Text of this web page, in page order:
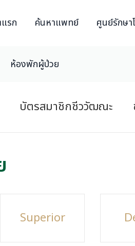
รก ค้นหาแพทย์ ศูนย์รักษา
ห้องพักผู้ป่วย
บัตรสมาชิกชีววัฒณะ
Superior